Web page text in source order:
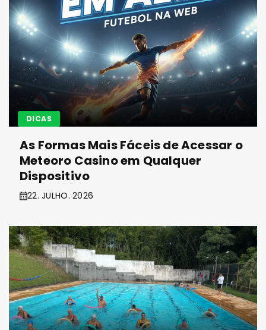
DICAS
As Formas Mais Fáceis de Acessar o
Meteoro Casino em Qualquer
Dispositivo
22. JULHO. 2026